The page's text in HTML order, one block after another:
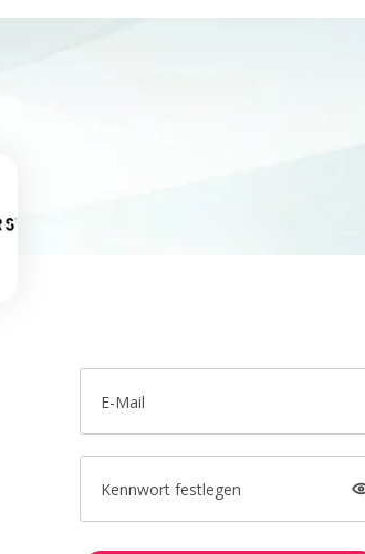
E-Mail
Kennwort festlegen